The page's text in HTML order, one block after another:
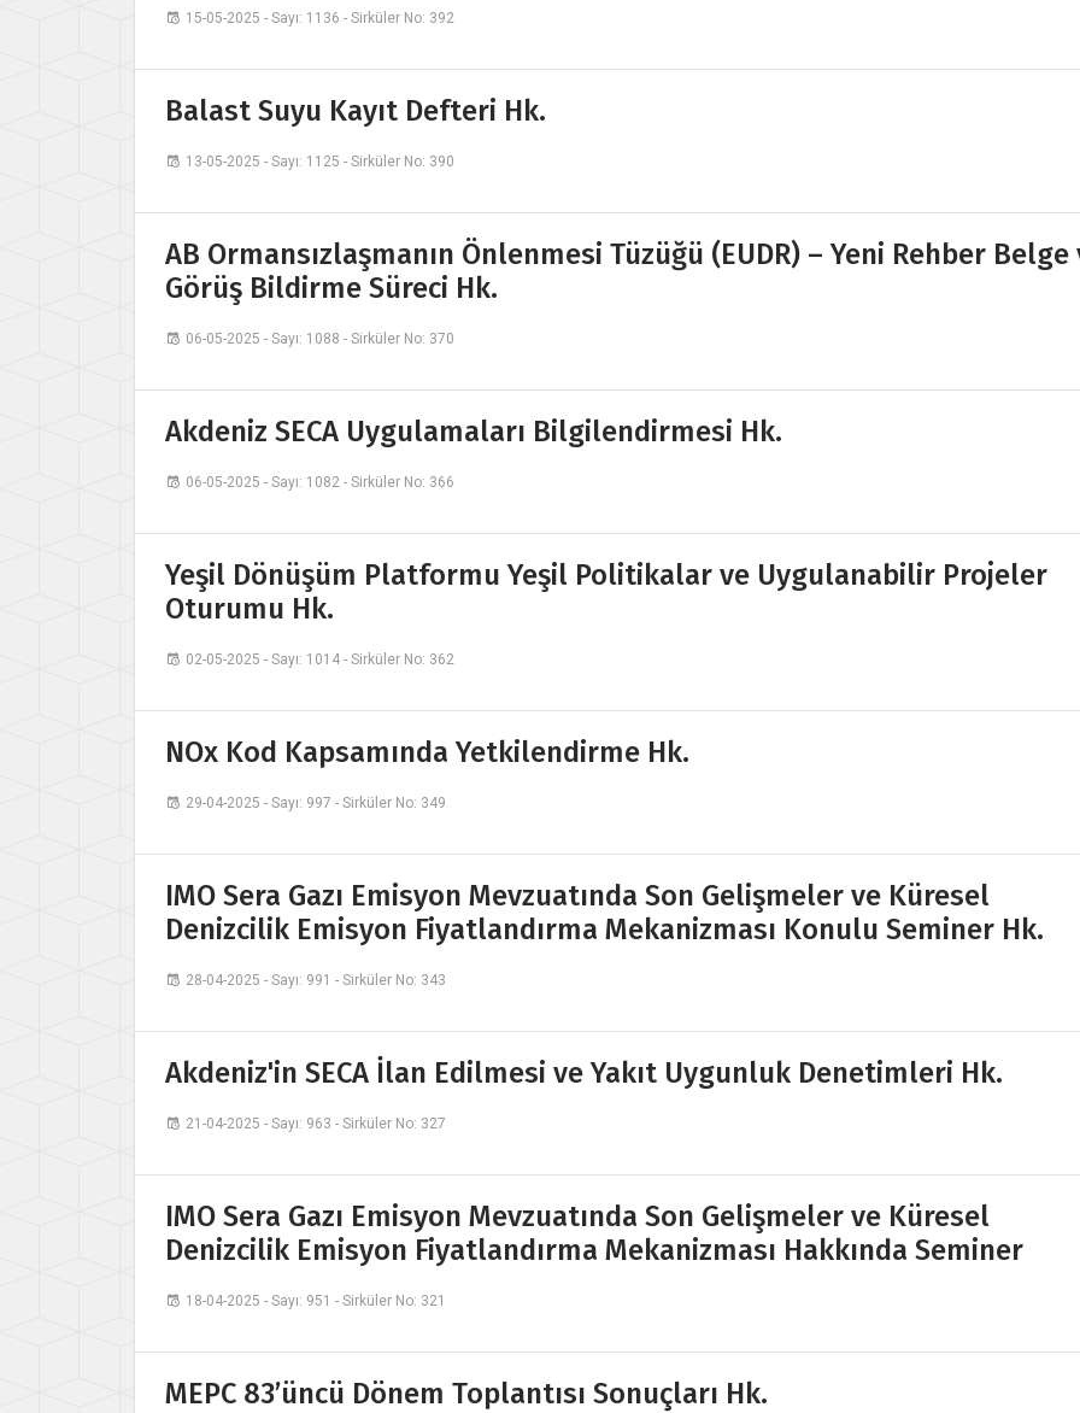
15-05-2025 - Sayı: 1136 - Sirküler No: 392
Balast Suyu Kayıt Defteri Hk.
13-05-2025 - Sayı: 1125 - Sirküler No: 390
AB Ormansızlaşmanın Önlenmesi Tüzüğü (EUDR) – Yeni Rehber Belge
Görüş Bildirme Süreci Hk.
06-05-2025 - Sayı: 1088 - Sirküler No: 370
Akdeniz SECA Uygulamaları Bilgilendirmesi Hk.
06-05-2025 - Sayı: 1082 - Sirküler No: 366
Yeşil Dönüşüm Platformu Yeşil Politikalar ve Uygulanabilir Projeler
Oturumu Hk.
02-05-2025 - Sayı: 1014 - Sirküler No: 362
NOx Kod Kapsamında Yetkilendirme Hk.
29-04-2025 - Sayı: 997 - Sirküler No: 349
IMO Sera Gazı Emisyon Mevzuatında Son Gelişmeler ve Küresel
Denizcilik Emisyon Fiyatlandırma Mekanizması Konulu Seminer Hk.
28-04-2025 - Sayı: 991 - Sirküler No: 343
Akdeniz'in SECA İlan Edilmesi ve Yakıt Uygunluk Denetimleri Hk.
21-04-2025 - Sayı: 963 - Sirküler No: 327
IMO Sera Gazı Emisyon Mevzuatında Son Gelişmeler ve Küresel
Denizcilik Emisyon Fiyatlandırma Mekanizması Hakkında Seminer
18-04-2025 - Sayı: 951 - Sirküler No: 321
MEPC 83’üncü Dönem Toplantısı Sonuçları Hk.